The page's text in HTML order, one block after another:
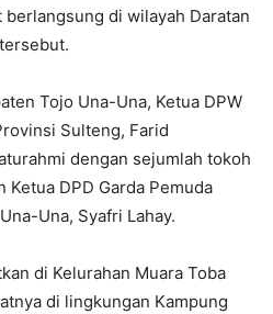
di wilayah Daratan
Tojo Una-Una, Ketua DPW
Sulteng, Farid
dengan sejumlah tokoh
Ketua DPD Garda Pemuda
Una, Syafri Lahay.
di Kelurahan Muara Toba
di lingkungan Kampung